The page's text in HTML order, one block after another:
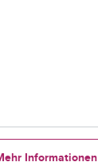
Informationen